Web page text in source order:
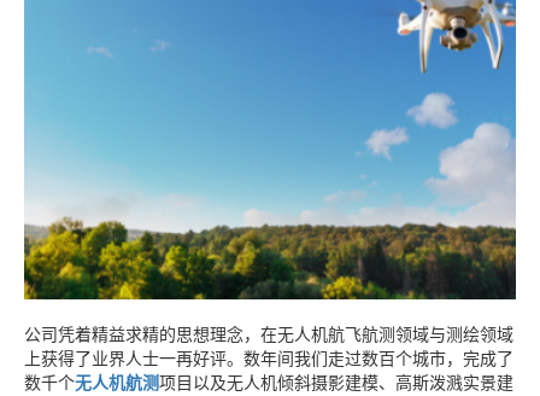
公司凭着精益求精的思想理念，在无人机航飞航测领域与测绘领域
上获得了业界人士一再好评。数年间我们走过数百个城市，完成了
数千个无人机航测项目以及无人机倾斜摄影建模、高斯泼溅实景建